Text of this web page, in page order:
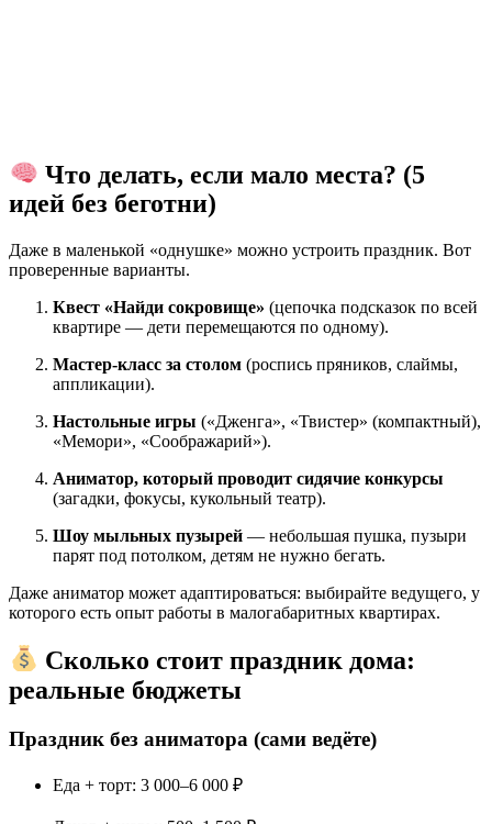
Что делать, если мало места? (5
идей без беготни)
Даже в маленькой «однушке» можно устроить праздник. Вот
проверенные варианты.
Квест «Найди сокровище» (цепочка подсказок по всей
квартире — дети перемещаются по одному).
Мастер-класс за столом (роспись пряников, слаймы,
аппликации).
Настольные игры («Дженга», «Твистер» (компактный),
«Мемори», «Соображарий»).
Аниматор, который проводит сидячие конкурсы
(загадки, фокусы, кукольный театр).
Шоу мыльных пузырей — небольшая пушка, пузыри
парят под потолком, детям не нужно бегать.
Даже аниматор может адаптироваться: выбирайте ведущего, у
которого есть опыт работы в малогабаритных квартирах.
Сколько стоит праздник дома:
реальные бюджеты
Праздник без аниматора (сами ведёте)
Еда + торт: 3 000–6 000 ₽